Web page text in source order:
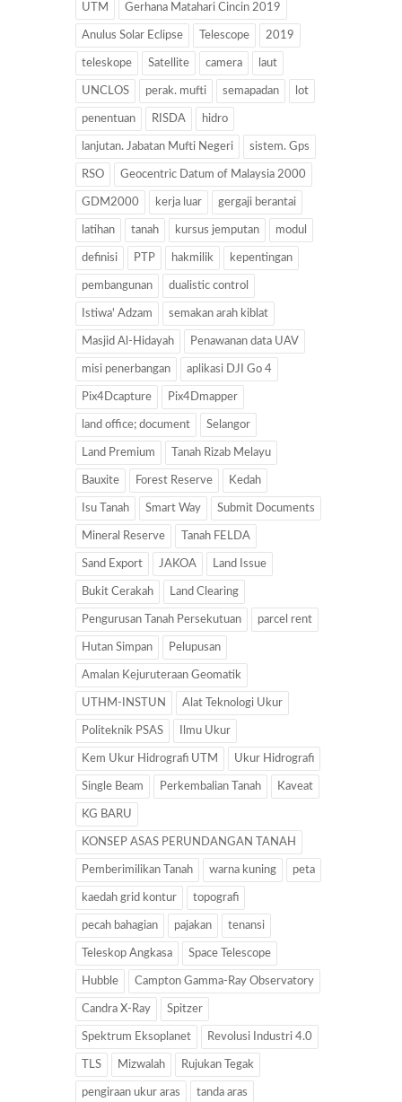
UTM Gerhana Matahari Cincin 2019
Anulus Solar Eclipse Telescope 2019
teleskope Satellite camera laut
UNCLOS perak. mufti semapadan lot
penentuan RISDA hidro
lanjutan. Jabatan Mufti Negeri sistem. Gps
RSO Geocentric Datum of Malaysia 2000
GDM2000 kerja luar gergaji berantai
latihan tanah kursus jemputan modul
definisi PTP hakmilik kepentingan
pembangunan dualistic control
Istiwa' Adzam semakan arah kiblat
Masjid Al-Hidayah Penawanan data UAV
misi penerbangan aplikasi DJI Go 4
Pix4Dcapture Pix4Dmapper
land office; document Selangor
Land Premium Tanah Rizab Melayu
Bauxite Forest Reserve Kedah
Isu Tanah Smart Way Submit Documents
Mineral Reserve Tanah FELDA
Sand Export JAKOA Land Issue
Bukit Cerakah Land Clearing
Pengurusan Tanah Persekutuan parcel rent
Hutan Simpan Pelupusan
Amalan Kejuruteraan Geomatik
UTHM-INSTUN Alat Teknologi Ukur
Politeknik PSAS Ilmu Ukur
Kem Ukur Hidrografi UTM Ukur Hidrografi
Single Beam Perkembalian Tanah Kaveat
KG BARU
KONSEP ASAS PERUNDANGAN TANAH
Pemberimilikan Tanah warna kuning peta
kaedah grid kontur topografi
pecah bahagian pajakan tenansi
Teleskop Angkasa Space Telescope
Hubble Campton Gamma-Ray Observatory
Candra X-Ray Spitzer
Spektrum Eksoplanet Revolusi Industri 4.0
TLS Mizwalah Rujukan Tegak
pengiraan ukur aras tanda aras